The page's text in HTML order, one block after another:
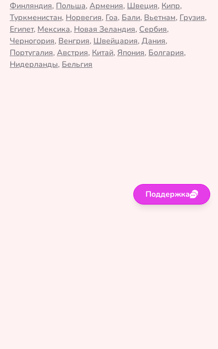
Финляндия, Польша, Армения, Швеция, Кипр,
Туркменистан, Норвегия, Гоа, Бали, Вьетнам, Грузия,
Египет, Мексика, Новая Зеландия, Сербия,
Черногория, Венгрия, Швейцария, Дания,
Португалия, Австрия, Китай, Япония, Болгария,
Нидерланды, Бельгия
Поддержка